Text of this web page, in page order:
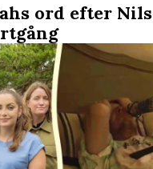
ord efter Nils